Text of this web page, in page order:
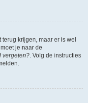
krijgen, maar er is wel
je naar de
vergeten?. Volg de instructies